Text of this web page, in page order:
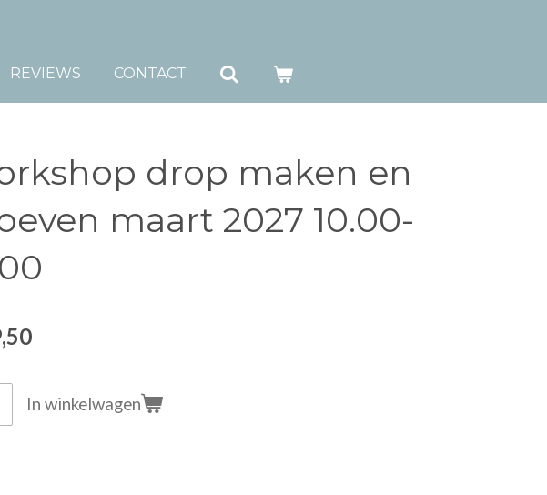
REVIEWS CONTACT
drop maken en
maart 2027 10.00-
In winkelwagen